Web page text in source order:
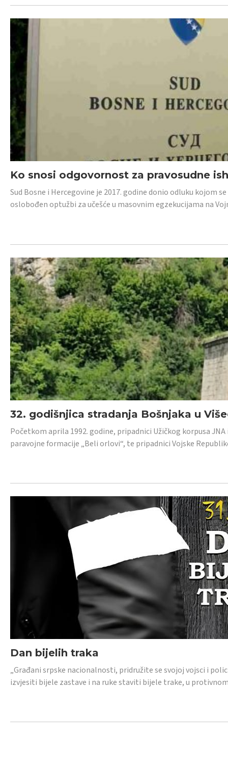
Ko snosi odgovornost za pravosudne
Sud Bosne i Hercegovine je 2017. godine donio odluku kojom
oslobođen optužbi za učešće u masovnim egzekucijama na
32. godišnjica stradanja Bošnjaka u
Početkom aprila 1992. godine, pripadnici Užičkog korpusa
paravojne formacije „Beli orlovi“, te pripadnici Vojske
Dan bijelih traka
„Građani srpske nacionalnosti, pridružite se svojoj vojsci i
izvjesiti bijele zastave i na ruke staviti bijele trake, u